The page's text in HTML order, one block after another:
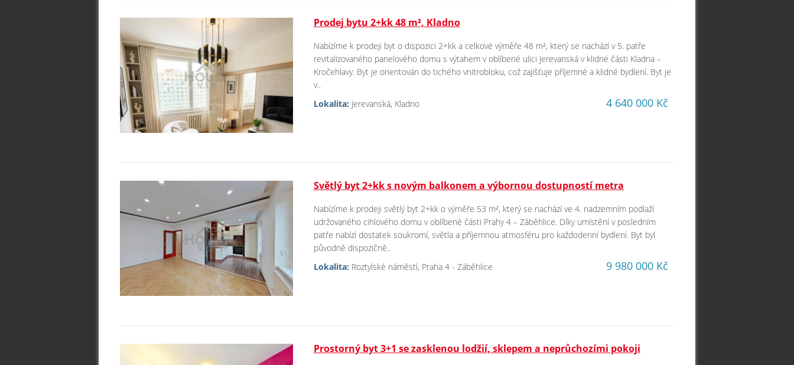
Prodej bytu 2+kk 48 m², Kladno
Nabízíme k prodeji byt o dispozici 2+kk a celkové výměře 48 m², který se nachází v 5. patře
revitalizovaného panelového domu s výtahem v oblíbené ulici Jerevanská v klidné části Kladna –
Kročehlavy. Byt je orientován do tichého vnitrobloku, což zajišťuje příjemné a klidné bydlení. Byt je
v..
Lokalita: Jerevanská, Kladno 4 640 000 Kč
Světlý byt 2+kk s novým balkonem a výbornou dostupností metra
Nabízíme k prodeji světlý byt 2+kk o výměře 53 m², který se nachází ve 4. nadzemním podlaží
udržovaného cihlového domu v oblíbené části Prahy 4 – Záběhlice. Díky umístění v posledním
patře nabízí dostatek soukromí, světla a příjemnou atmosféru pro každodenní bydlení. Byt byl
původně dispozičně..
Lokalita: Roztylské náměstí, Praha 4 - Záběhlice 9 980 000 Kč
Prostorný byt 3+1 se zasklenou lodžií, sklepem a neprůchozími pokoji